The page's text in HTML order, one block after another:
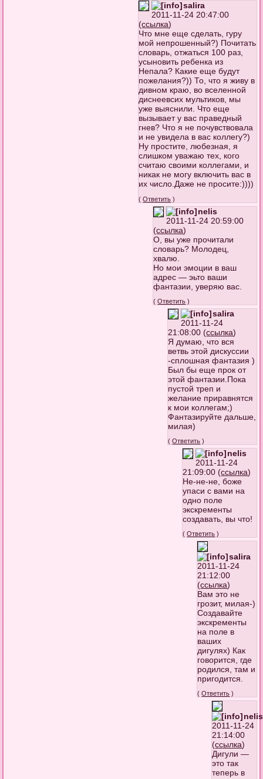
salira
2011-11-24 20:47:00
(ссылка)
Что мне еще сделать, гуру
мой непрошенный?) Почитать
словарь, отжаться 100 раз,
усыновить ребенка из
Непала? Какие еще будут
пожелания?)) То, что я живу в
дивном краю, во вселенной
диснеевсих мультиков, мы
уже выяснили. Что еще
вызывает у вас праведный
гнев? Что я не почувствовала
и не увидела в вас коллегу?)
Ну простите, любезная, я
слишком уважаю тех, кого
считаю своими коллегами, и
никак не могу включить вас в
их число.Даже не просите:))))
(Ответить )
nelis
2011-11-24 20:59:00
(ссылка)
О, вы уже прочитали
словарь? Молодец,
хвалю.
Но мои эмоции в ваш
адрес — эьто ваши
фантазии, уверяю вас.
(Ответить )
salira
2011-11-24
21:08:00 (ссылка)
Я думаю, что вся
ветвь этой дискуссии
-сплошная фантазия )
Был бы еще прок от
этой фантазии.Пока
пустой треп и
желание приравнятся
к мои коллегам;)
Фантазируйте дальше,
милая)
(Ответить )
nelis
2011-11-24
21:09:00 (ссылка)
Не-не-не, боже
упаси с вами на
одно поле
экскременты
создавать, вы что!
(Ответить )
salira
2011-11-24
21:12:00
(ссылка)
Вам это не
грозит, милая-)
Создавайте
экскременты
на поле в
ваших
дигулях) Как
говорится, где
родился, там и
пригодится.
(Ответить )
nelis
2011-11-24
21:14:00
(ссылка)
Дигули —
это так
теперь в